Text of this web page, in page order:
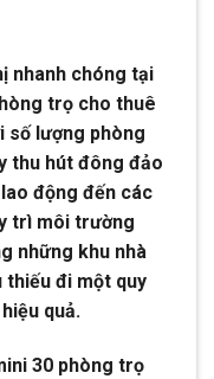
nhanh chóng tại
trọ cho thuê
số lượng phòng
thu hút đông đảo
động đến các
trì môi trường
những khu nhà
thiếu đi một quy
quả.
30 phòng trọ